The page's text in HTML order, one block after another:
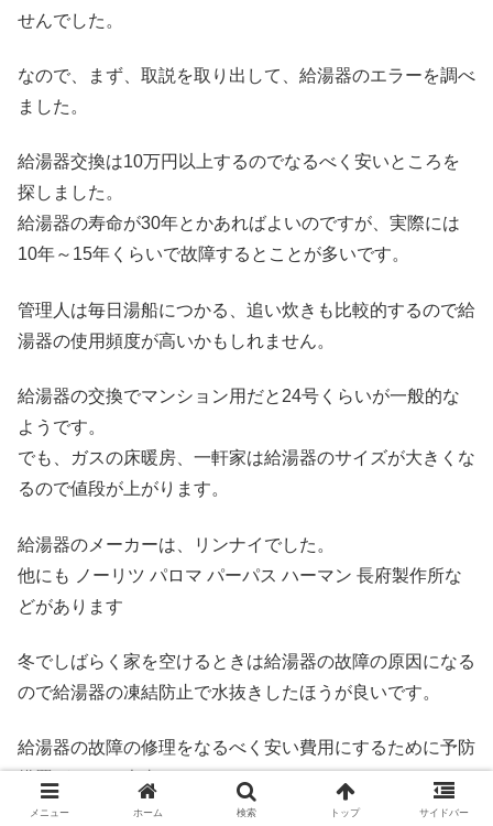
せんでした。
なので、まず、取説を取り出して、給湯器のエラーを調べ
ました。
給湯器交換は10万円以上するのでなるべく安いところを
探しました。
給湯器の寿命が30年とかあればよいのですが、実際には
10年～15年くらいで故障するとことが多いです。
管理人は毎日湯船につかる、追い炊きも比較的するので給
湯器の使用頻度が高いかもしれません。
給湯器の交換でマンション用だと24号くらいが一般的な
ようです。
でも、ガスの床暖房、一軒家は給湯器のサイズが大きくな
るので値段が上がります。
給湯器のメーカーは、リンナイでした。
他にも ノーリツ パロマ パーパス ハーマン 長府製作所な
どがあります
冬でしばらく家を空けるときは給湯器の故障の原因になる
ので給湯器の凍結防止で水抜きしたほうが良いです。
給湯器の故障の修理をなるべく安い費用にするために予防
メニュー ホーム 検索 トップ サイドバー